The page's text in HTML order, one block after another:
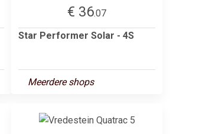
€ 36.07
Star Performer Solar - 4S
Meerdere shops